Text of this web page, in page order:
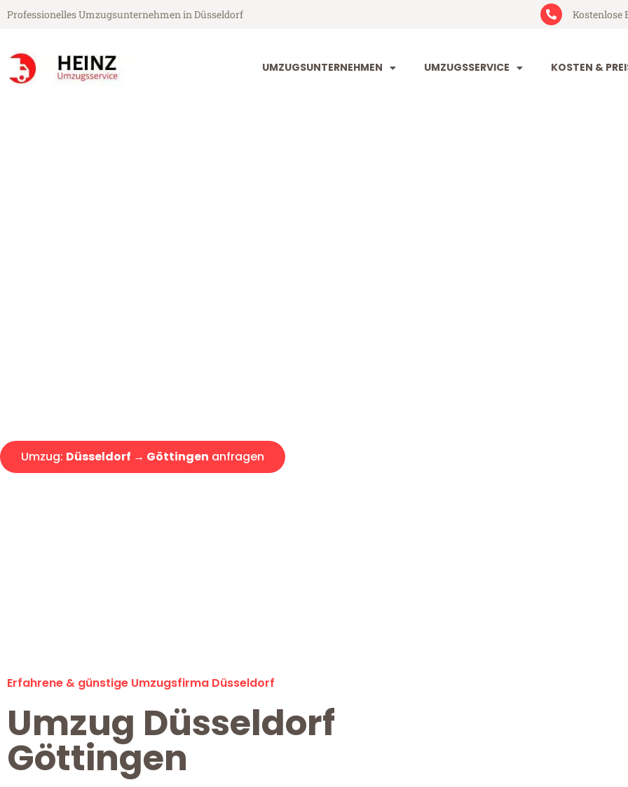
Professionelles Umzugsunternehmen in Düsseldorf Kostenlose
UMZUGSUNTERNEHMEN UMZUGSSERVICE KOSTEN &
Umzug: Düsseldorf → Göttingen anfragen
Erfahrene & günstige Umzugsfirma Düsseldorf
Umzug Düsseldorf
Göttingen